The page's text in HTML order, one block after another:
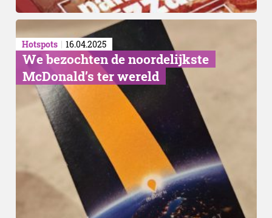
Hotspots 16.04.2025
We bezochten de noordelijkste
McDonald’s ter wereld